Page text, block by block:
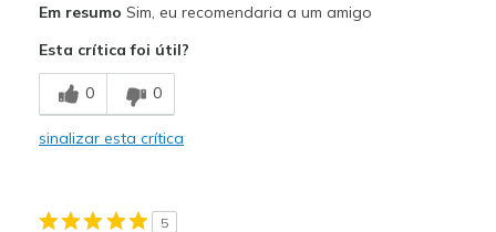
Melhores utilizações
Casual Wear
Em resumo Sim, eu recomendaria a um amigo
Esta crítica foi útil?
0 0
sinalizar esta crítica
5